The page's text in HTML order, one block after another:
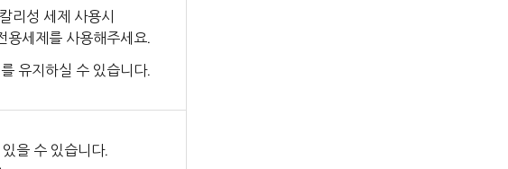
리성 세제 사용시
용세제를 사용해주세요.
유지하실 수 있습니다.
을 수 있습니다.